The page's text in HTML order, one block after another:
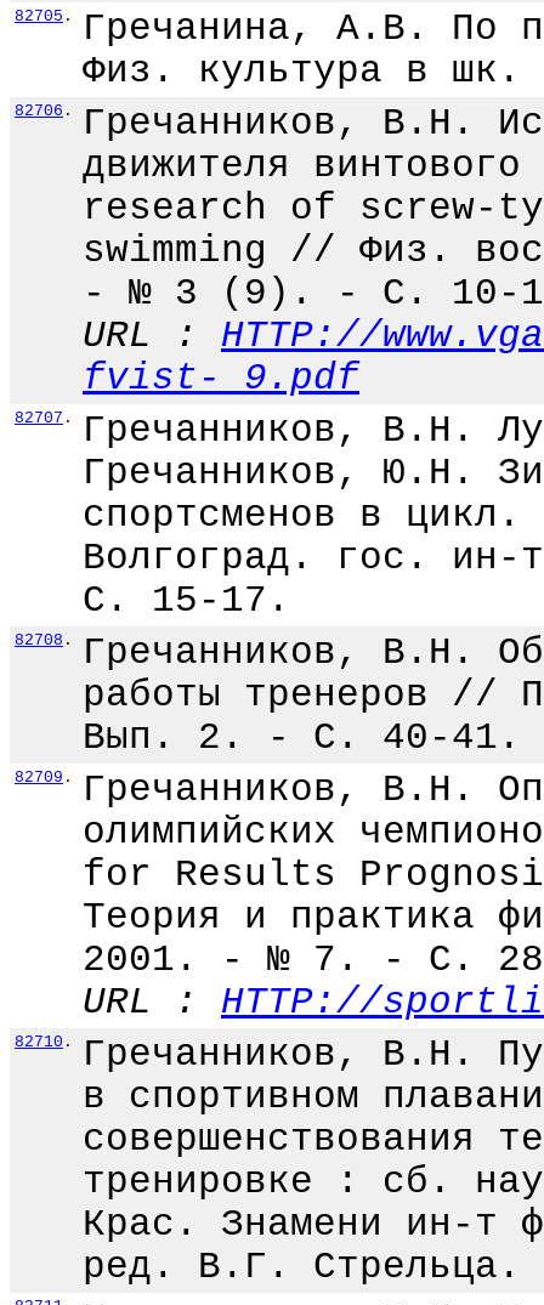
82705 .
Гречанина, А.В. По
Физ. культура в
82706 .
Гречанников, В.Н.
движителя
research of screw-
swimming // Физ.
- № 3 (9). - С. 10-
URL : HTTP://
fvist-_9.pdf
82707 .
Гречанников, В.Н.
Гречанников, Ю.Н.
спортсменов в
Волгоград. гос.
С. 15-17.
82708 .
Гречанников, В.Н. Об
работы тренеров
Вып. 2. - С. 40-41.
82709 .
Гречанников, В.Н.
олимпийских
for Results
Теория и практика
2001. - № 7. - С.
URL : HTTP://
82710 .
Гречанников, В.Н.
в спортивном
совершенствования
тренировке : сб.
Крас. Знамени ин-т
ред. В.Г.